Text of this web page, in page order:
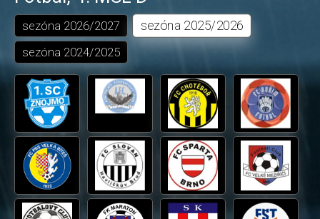
sezóna 2026/2027 sezóna 2025/2026
sezóna 2024/2025